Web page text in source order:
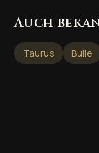
Auch
Taurus Bulle